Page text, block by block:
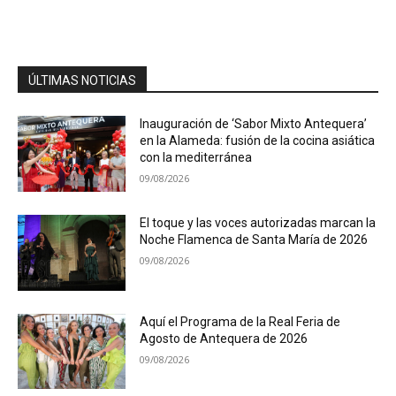
ÚLTIMAS NOTICIAS
Inauguración de ‘Sabor Mixto Antequera’
en la Alameda: fusión de la cocina asiática
con la mediterránea
09/08/2026
El toque y las voces autorizadas marcan la
Noche Flamenca de Santa María de 2026
09/08/2026
Aquí el Programa de la Real Feria de
Agosto de Antequera de 2026
09/08/2026